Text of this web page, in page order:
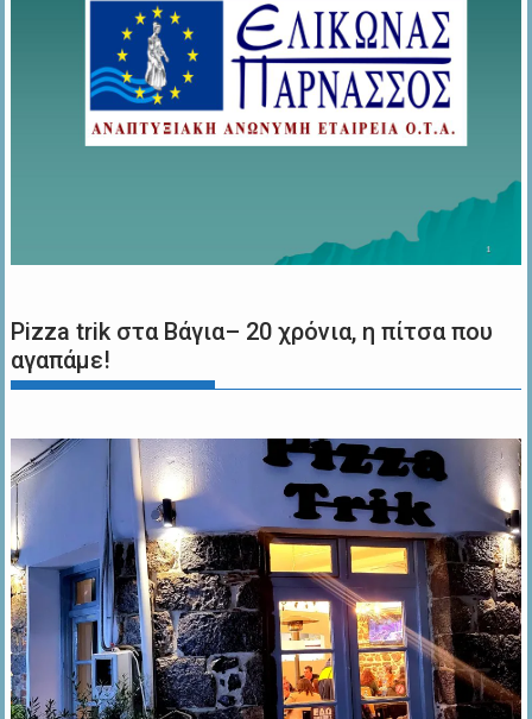
Pizza trik στα Βάγια– 20 χρόνια, η πίτσα που
αγαπάμε!